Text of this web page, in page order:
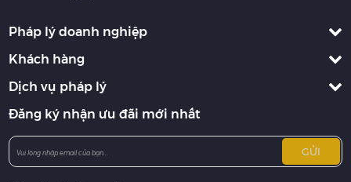
Pháp lý doanh nghiệp
Khách hàng
Dịch vụ pháp lý
Đăng ký nhận ưu đãi mới nhất
GỬI